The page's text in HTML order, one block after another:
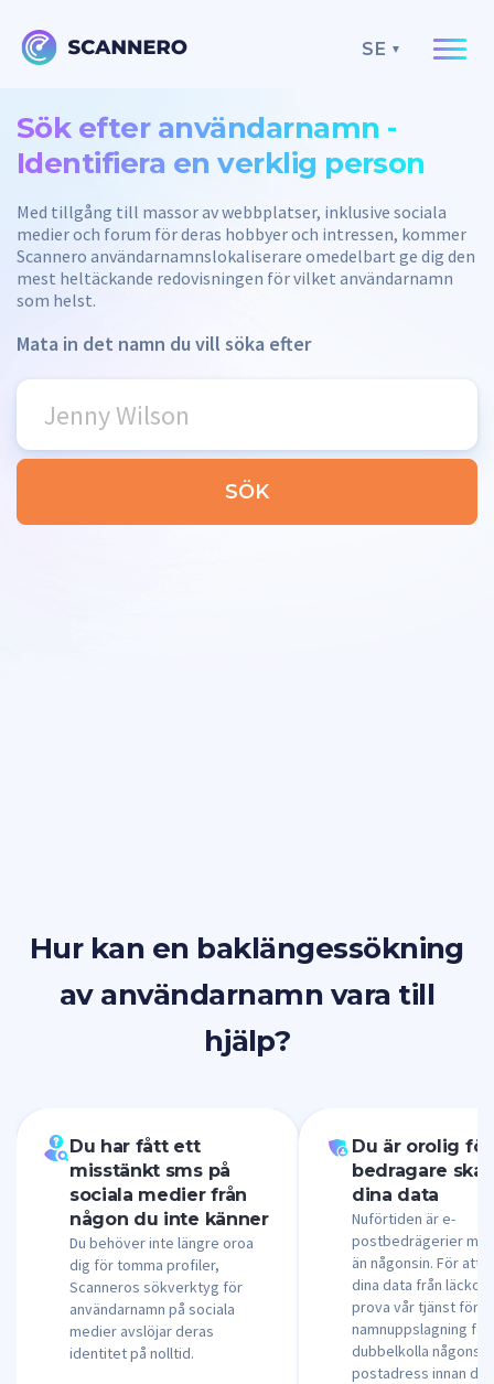
SE
Sök efter användarnamn -
Identifiera en verklig person
Med tillgång till massor av webbplatser, inklusive sociala
medier och forum för deras hobbyer och intressen, kommer
Scannero användarnamnslokaliserare omedelbart ge dig den
mest heltäckande redovisningen för vilket användarnamn
som helst.
Mata in det namn du vill söka efter
SÖK
Hur kan en baklängessökning
av användarnamn vara till
hjälp?
Du har fått ett
misstänkt sms på
sociala medier från
någon du inte känner
Du behöver inte längre oroa
dig för tomma profiler,
Scanneros sökverktyg för
användarnamn på sociala
medier avslöjar deras
identitet på nolltid.
Du är orolig
bedragare ska
dina data
Nuförtiden är e-
postbedrägerier
än någonsin. För att
dina data från läckor
prova vår tjänst för
namnuppslagning
dubbelkolla någons
postadress innan du